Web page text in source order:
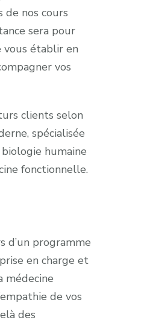
nos cours
sera pour
vous établir en
vos
clients selon
spécialisée
humaine
fonctionnelle.
d’un programme
en charge et
médecine
de vos
des